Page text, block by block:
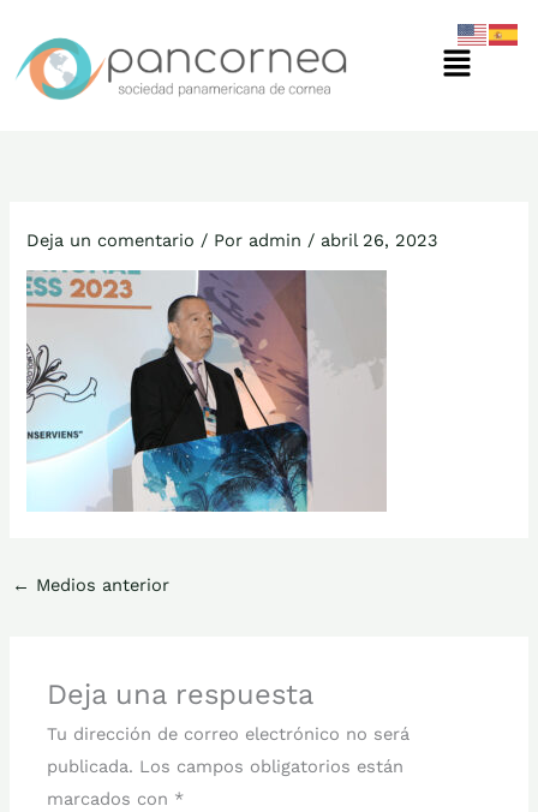
contenido
Menú
Deja un comentario / Por admin / abril 26, 2023
← Medios anterior
Deja una respuesta
Tu dirección de correo electrónico no será
publicada. Los campos obligatorios están
marcados con *